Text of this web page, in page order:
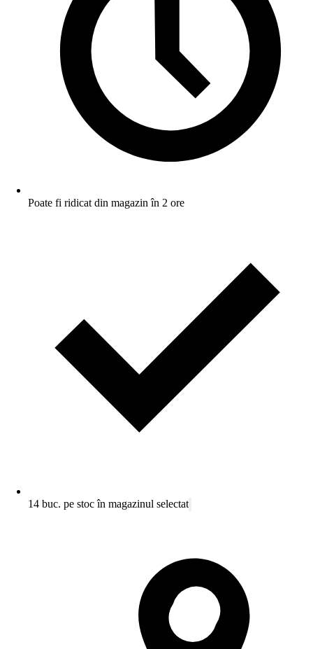
Poate fi ridicat din magazin în 2 ore
14 buc. pe stoc în magazinul selectat